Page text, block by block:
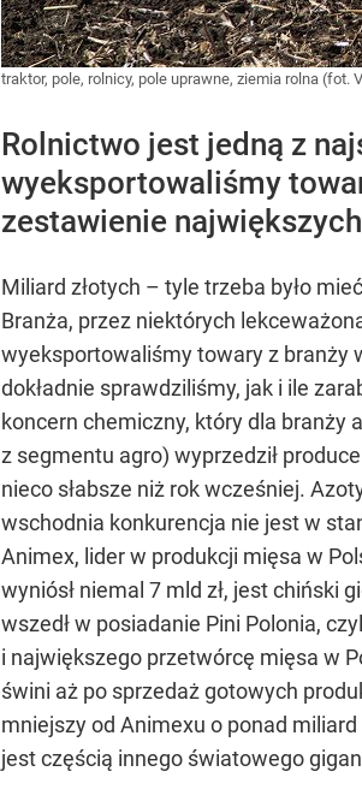
traktor, pole, rolnicy, pole uprawne, ziemia rolna (fot.
Rolnictwo jest jedną z
wyeksportowaliśmy
zestawienie
Miliard złotych – tyle trzeba było
Branża, przez niektórych
wyeksportowaliśmy towary z branży
dokładnie sprawdziliśmy, jak i ile
koncern chemiczny, który dla branży
z segmentu agro) wyprzedził
nieco słabsze niż rok wcześniej.
wschodnia konkurencja nie jest w
Animex, lider w produkcji mięsa w
wyniósł niemal 7 mld zł, jest chiński
wszedł w posiadanie Pini Polonia,
i największego przetwórcę mięsa w
świni aż po sprzedaż gotowych
mniejszy od Animexu o ponad
jest częścią innego światowego